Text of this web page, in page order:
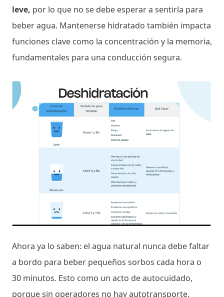
leve, por lo que no se debe esperar a sentirla para
beber agua. Mantenerse hidratado también impacta
funciones clave como la concentración y la memoria,
fundamentales para una conducción segura.
Ahora ya lo saben: el agua natural nunca debe faltar
a bordo para beber pequeños sorbos cada hora o
30 minutos. Esto como un acto de autocuidado,
porque sin operadores no hay autotransporte.